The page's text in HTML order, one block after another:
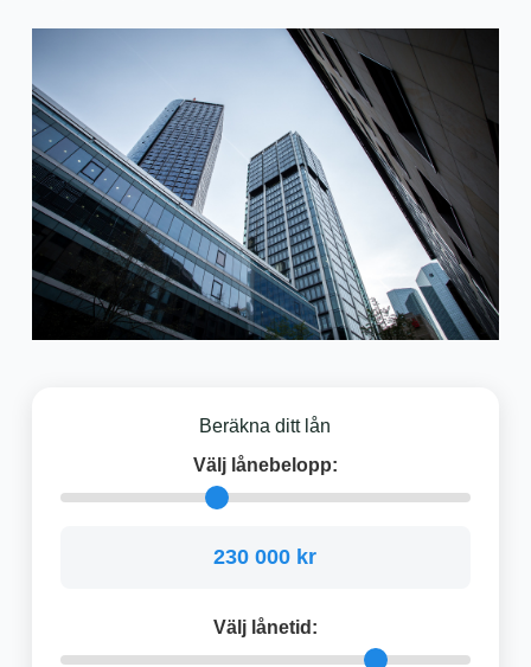
Beräkna ditt lån
Välj lånebelopp:
230 000 kr
Välj lånetid: